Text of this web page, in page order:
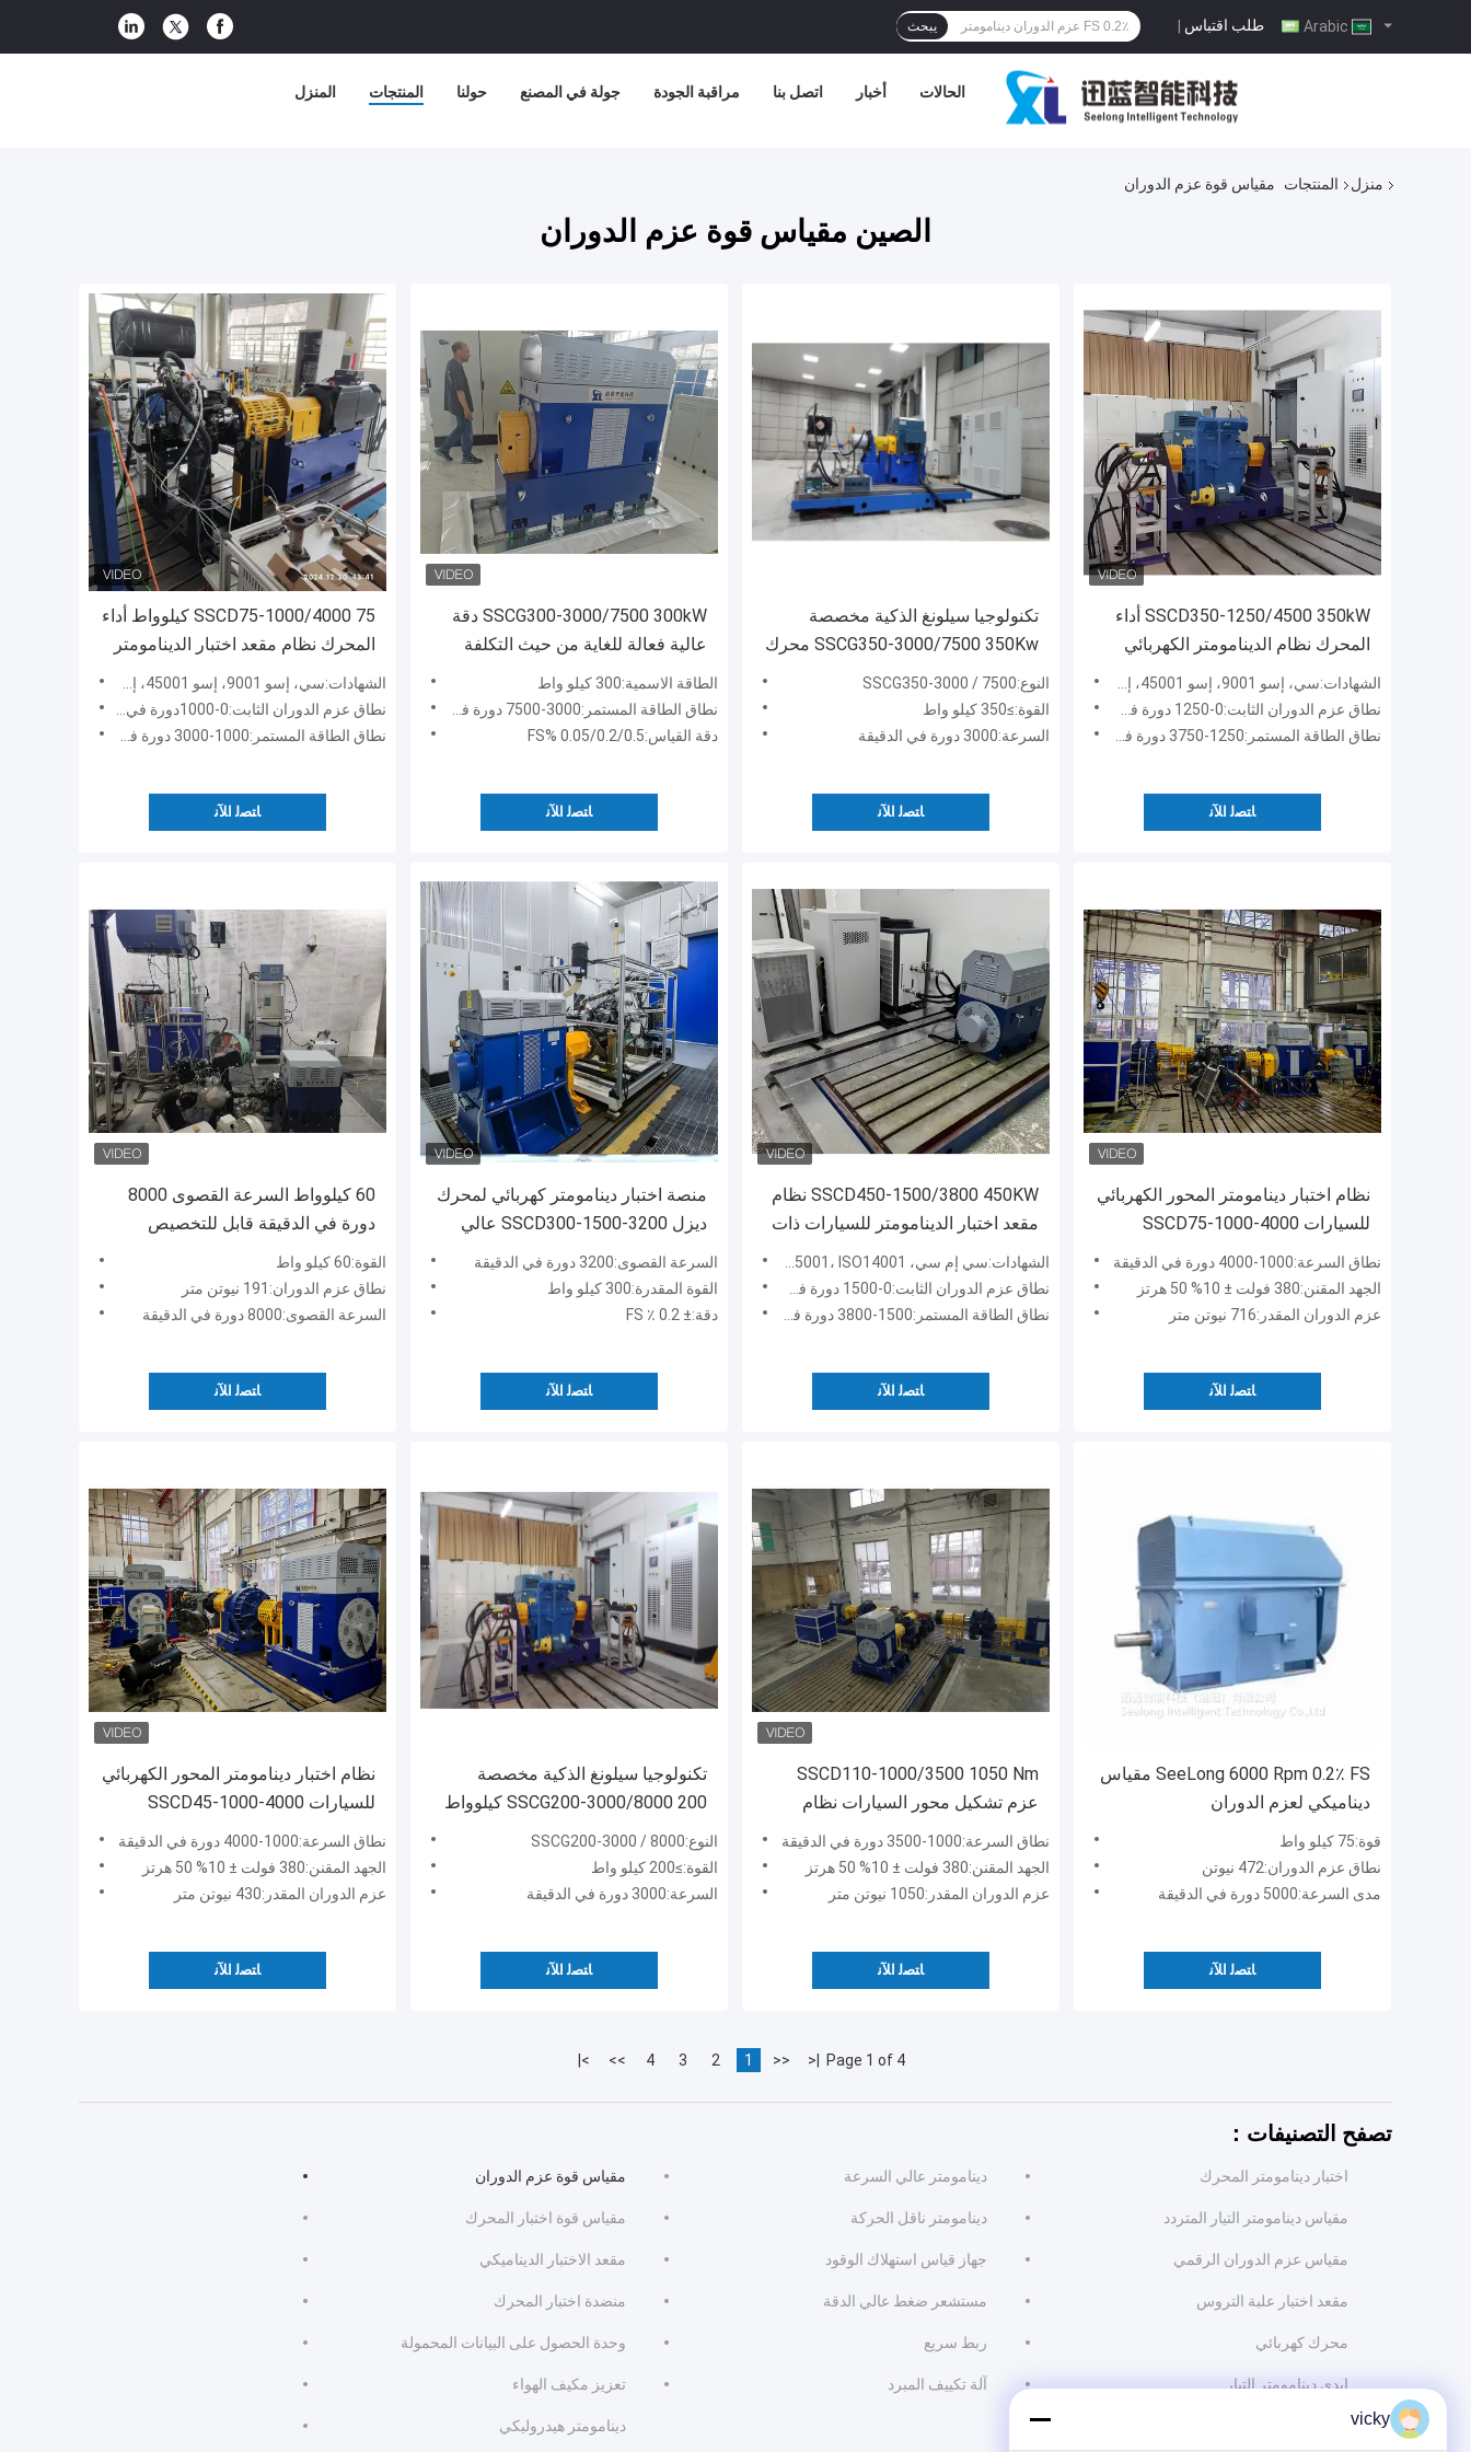
طلب اقتباس | يبحث
المنزل المنتجات حولنا جولة في المصنع مراقبة الجودة اتصل بنا أخبار الحالات
منزل المنتجات مقياس قوة عزم الدوران
الصين مقياس قوة عزم الدوران
SSCD75-1000/4000 75 كيلوواط أداء
المحرك نظام مقعد اختبار الدينامومتر
الكهربائي
الشهادات:سي، إسو 9001، إسو 45001، إسو 14001
نطاق عزم الدوران الثابت:0-1000دورة في الدقيقة
نطاق الطاقة المستمر:1000-3000 دورة في الدقيقة
ﺎﺘﺼﻟ ﺍﻶﻧ
SSCG300-3000/7500 300kW دقة
عالية فعالة للغاية من حيث التكلفة
نظام مقعد اختبار الدينامومتر الكهربائي
لاختبار أداء محرك EV
الطاقة الاسمية:300 كيلو واط
نطاق الطاقة المستمر:3000-7500 دورة في الدقيقة
دقة القياس:0.05/0.2/0.5 %FS
ﺎﺘﺼﻟ ﺍﻶﻧ
تكنولوجيا سيلونغ الذكية مخصصة
SSCG350-3000/7500 350Kw محرك
أداء دينو مقعد الاختبارالنوع:SSCG350-3000 / 7500
القوة:≥350 كيلو واط
السرعة:3000 دورة في الدقيقة
ﺎﺘﺼﻟ ﺍﻶﻧ
SSCD350-1250/4500 350kW أداء
المحرك نظام الدينامومتر الكهربائي
الشهادات:سي، إسو 9001، إسو 45001، إسو 14001
نطاق عزم الدوران الثابت:0-1250 دورة في الدقيقة
نطاق الطاقة المستمر:1250-3750 دورة في الدقيقة
ﺎﺘﺼﻟ ﺍﻶﻧ
60 كيلوواط السرعة القصوى 8000
دورة في الدقيقة قابل للتخصيص
محرك البنزين تقييم أداء الدينامومتر
الكهربائي نظام مقعد الاختبار
القوة:60 كيلو واط
نطاق عزم الدوران:191 نيوتن متر
السرعة القصوى:8000 دورة في الدقيقة
ﺎﺘﺼﻟ ﺍﻶﻧ
منصة اختبار دينامومتر كهربائي لمحرك
ديزل SSCD300-1500-3200 عالي
العزم، دقة قياس عالية، صيانة
منخفضة
السرعة القصوى:3200 دورة في الدقيقة
القوة المقدرة:300 كيلو واط
دقة:± 0.2 ٪ FS
ﺎﺘﺼﻟ ﺍﻶﻧ
SSCD450-1500/3800 450KW نظام
مقعد اختبار الدينامومتر للسيارات ذات
الطاقة الجديدة
الشهادات:سي إم سي، ISO9001، ISO45001، ISO14001، سي
نطاق عزم الدوران الثابت:0-1500 دورة في الدقيقة
نطاق الطاقة المستمر:1500-3800 دورة في الدقيقة
ﺎﺘﺼﻟ ﺍﻶﻧ
نظام اختبار دينامومتر المحور الكهربائي
للسيارات SSCD75-1000-4000
نطاق السرعة:1000-4000 دورة في الدقيقة
الجهد المقنن:380 فولت ± 10% 50 هرتز
عزم الدوران المقدر:716 نيوتن متر
ﺎﺘﺼﻟ ﺍﻶﻧ
نظام اختبار دينامومتر المحور الكهربائي
للسيارات SSCD45-1000-4000
نطاق السرعة:1000-4000 دورة في الدقيقة
الجهد المقنن:380 فولت ± 10% 50 هرتز
عزم الدوران المقدر:430 نيوتن متر
ﺎﺘﺼﻟ ﺍﻶﻧ
تكنولوجيا سيلونغ الذكية مخصصة
SSCG200-3000/8000 200 كيلوواط
أداء المحرك سرير اختبار الدينوالنوع:SSCG200-3000 / 8000
القوة:≥200 كيلو واط
السرعة:3000 دورة في الدقيقة
ﺎﺘﺼﻟ ﺍﻶﻧ
SSCD110-1000/3500 1050 Nm
عزم تشكيل محور السيارات نظام
مقعد اختبار الدينامومتر الكهربائي
نطاق السرعة:1000-3500 دورة في الدقيقة
الجهد المقنن:380 فولت ± 10% 50 هرتز
عزم الدوران المقدر:1050 نيوتن متر
ﺎﺘﺼﻟ ﺍﻶﻧ
SeeLong 6000 Rpm 0.2٪ FS مقياس
ديناميكي لعزم الدوران
قوة:75 كيلو واط
نطاق عزم الدوران:472 نيوتن
مدى السرعة:5000 دورة في الدقيقة
ﺎﺘﺼﻟ ﺍﻶﻧ
Page 1 of 4
|<
<<
1
2
3
4
>>
>|
تصفح التصنيفات：
مقياس قوة عزم الدوران دينامومتر عالي السرعة اختبار دينامومتر المحرك
مقياس قوة اختبار المحرك دينامومتر ناقل الحركة مقياس دينامومتر التيار المتردد
مقعد الاختبار الديناميكي جهاز قياس استهلاك الوقود مقياس عزم الدوران الرقمي
منضدة اختبار المحرك مستشعر ضغط عالي الدقة مقعد اختبار علبة التروس
وحدة الحصول على البيانات المحمولة ربط سريع محرك كهربائي
تعزيز مكيف الهواء آلة تكييف المبرد إيدي دينامومتر التيار
دينامومتر هيدروليكي vicky